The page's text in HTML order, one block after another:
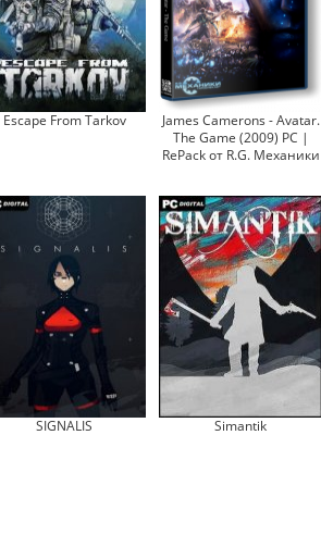
Escape From Tarkov
James Camerons - Avatar.
The Game (2009) PC |
RePack от R.G. Механики
SIGNALIS Simantik